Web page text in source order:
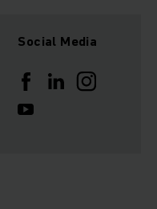
Social Media